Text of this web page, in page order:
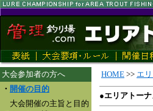
大会参加者の方へ
・ 開催の目的
大会開催の主旨と目的
HOME >> エ
●エリアトー